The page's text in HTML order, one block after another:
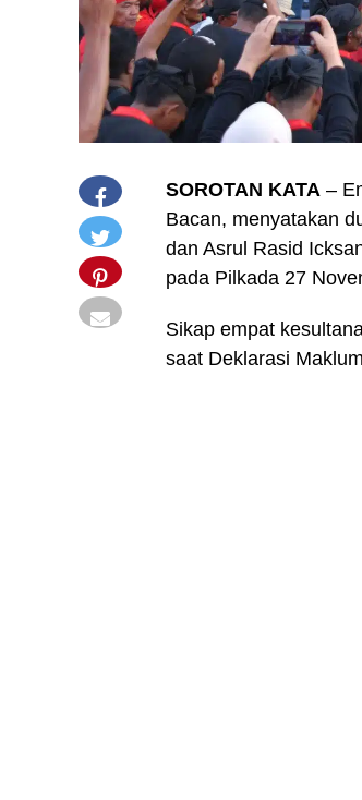
SOROTAN KATA –
Bacan, menyatakan
dan Asrul Rasid
pada Pilkada 27
Sikap empat
saat Deklarasi